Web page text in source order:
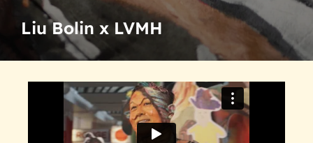
Liu Bolin x LVMH